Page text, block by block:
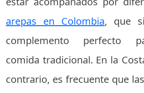
arepas en Colombia, que
complemento perfecto
comida tradicional. En la
contrario, es frecuente que